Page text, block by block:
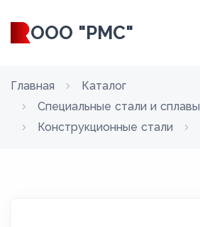
ООО "РМС"
Главная
Каталог
Специальные стали и сплавы
Конструкционные стали